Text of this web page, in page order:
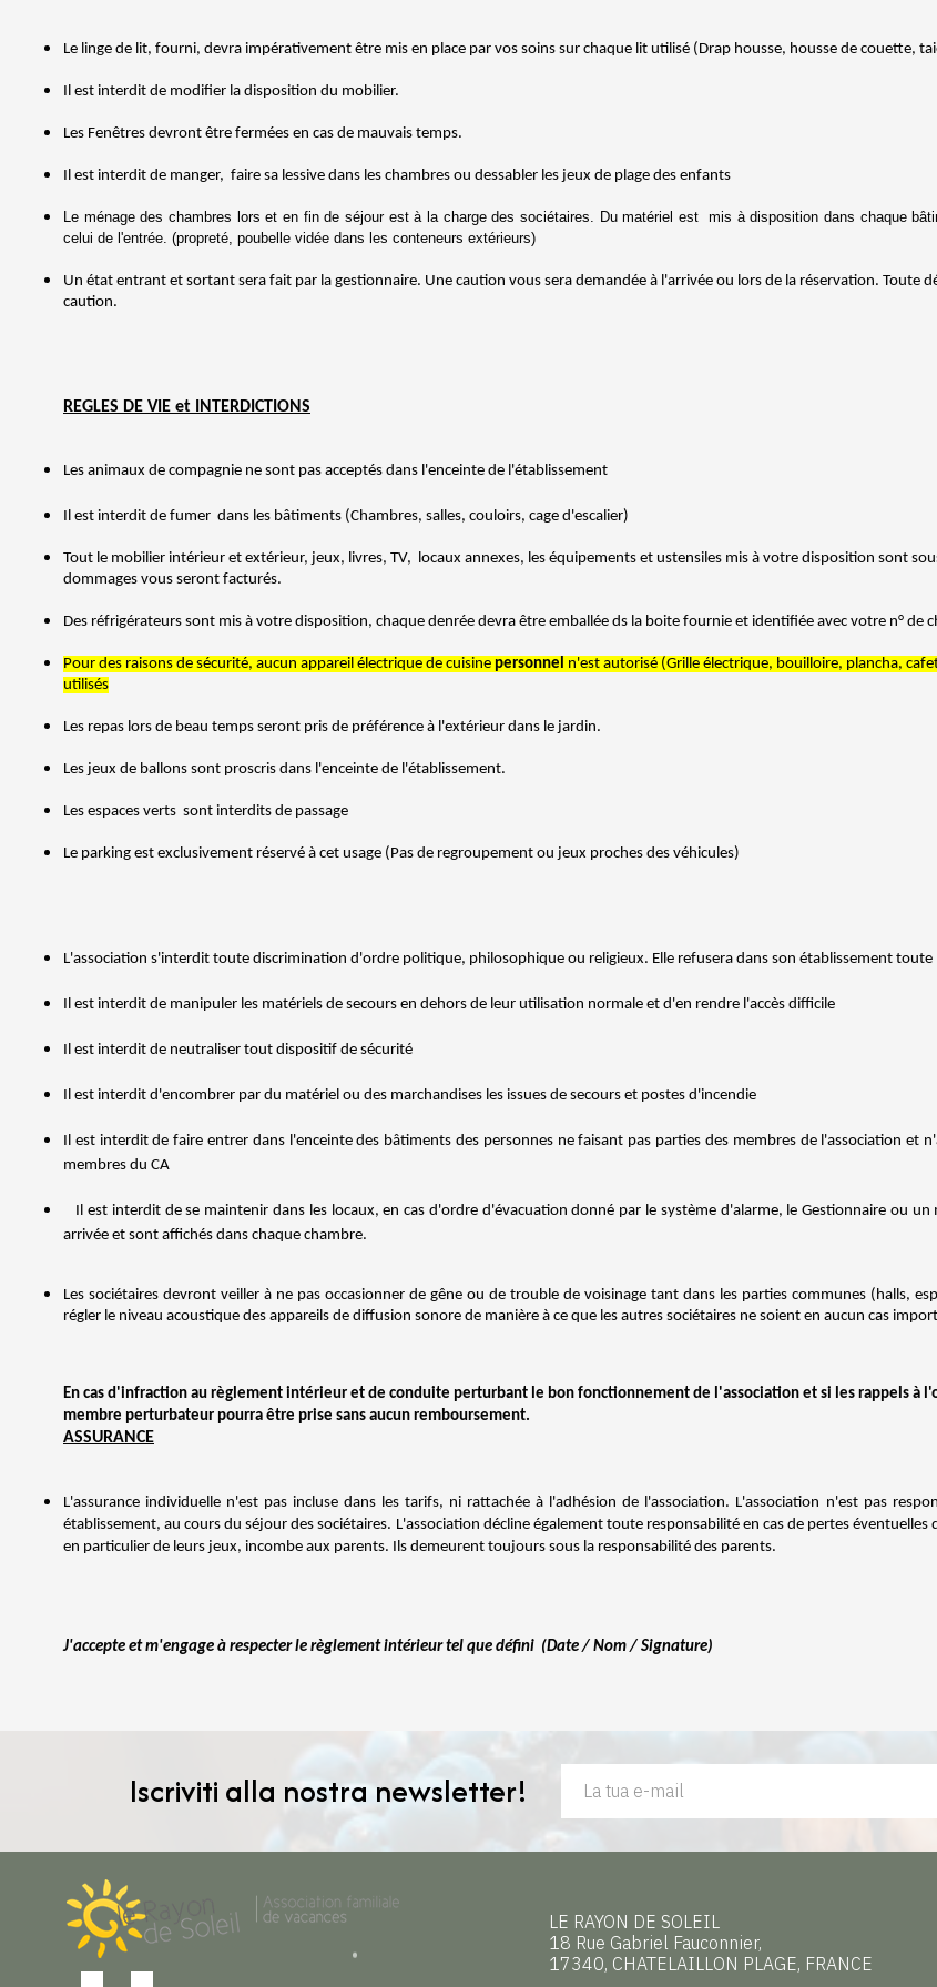
Le linge de lit, fourni, devra impérativement être mis en place par vos soins sur chaque lit utilisé (Drap housse, housse de couette,
Il est interdit de modifier la disposition du mobilier.
Les Fenêtres devront être fermées en cas de mauvais temps.
Il est interdit de manger, faire sa lessive dans les chambres ou dessabler les jeux de plage des enfants
Le ménage des chambres lors et en fin de séjour est à la charge des sociétaires. Du matériel est mis à disposition dans chaque
celui de l'entrée. (propreté, poubelle vidée dans les conteneurs extérieurs)
Un état entrant et sortant sera fait par la gestionnaire. Une caution vous sera demandée à l'arrivée ou lors de la réservation. Toute
caution.
REGLES DE VIE et INTERDICTIONS
Les animaux de compagnie ne sont pas acceptés dans l'enceinte de l'établissement
Il est interdit de fumer dans les bâtiments (Chambres, salles, couloirs, cage d'escalier)
Tout le mobilier intérieur et extérieur, jeux, livres, TV, locaux annexes, les équipements et ustensiles mis à votre disposition sont
dommages vous seront facturés.
Des réfrigérateurs sont mis à votre disposition, chaque denrée devra être emballée ds la boite fournie et identifiée avec votre n° de
Pour des raisons de sécurité, aucun appareil électrique de cuisine personnel n'est autorisé (Grille électrique, bouilloire, plancha,
utilisés
Les repas lors de beau temps seront pris de préférence à l'extérieur dans le jardin.
Les jeux de ballons sont proscris dans l'enceinte de l'établissement.
Les espaces verts sont interdits de passage
Le parking est exclusivement réservé à cet usage (Pas de regroupement ou jeux proches des véhicules)
L'association s'interdit toute discrimination d'ordre politique, philosophique ou religieux. Elle refusera dans son établissement
Il est interdit de manipuler les matériels de secours en dehors de leur utilisation normale et d'en rendre l'accès difficile
Il est interdit de neutraliser tout dispositif de sécurité
Il est interdit d'encombrer par du matériel ou des marchandises les issues de secours et postes d'incendie
Il est interdit de faire entrer dans l'enceinte des bâtiments des personnes ne faisant pas parties des membres de l'association et
membres du CA
Il est interdit de se maintenir dans les locaux, en cas d'ordre d'évacuation donné par le système d'alarme, le Gestionnaire ou
arrivée et sont affichés dans chaque chambre.
Les sociétaires devront veiller à ne pas occasionner de gêne ou de trouble de voisinage tant dans les parties communes (halls,
régler le niveau acoustique des appareils de diffusion sonore de manière à ce que les autres sociétaires ne soient en aucun cas
En cas d'infraction au règlement intérieur et de conduite perturbant le bon fonctionnement de l'association et si les rappels à
membre perturbateur pourra être prise sans aucun remboursement.
ASSURANCE
L'assurance individuelle n'est pas incluse dans les tarifs, ni rattachée à l'adhésion de l'association. L'association n'est pas
établissement, au cours du séjour des sociétaires. L'association décline également toute responsabilité en cas de pertes
en particulier de leurs jeux, incombe aux parents. Ils demeurent toujours sous la responsabilité des parents.
J'accepte et m'engage à respecter le règlement intérieur tel que défini (Date / Nom / Signature)
Iscriviti alla nostra newsletter!
LE RAYON DE SOLEIL
18 Rue Gabriel Fauconnier,
17340, CHATELAILLON PLAGE, FRANCE